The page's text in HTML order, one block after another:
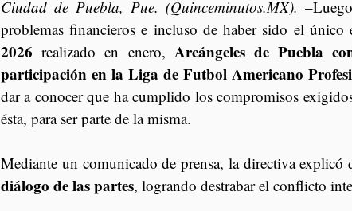
Ciudad de Puebla, Pue. (Quinceminutos.MX).
problemas financieros e incluso de haber sido el
2026 realizado en enero, Arcángeles de Puebla
participación en la Liga de Futbol Americano
dar a conocer que ha cumplido los compromisos
ésta, para ser parte de la misma.
Mediante un comunicado de prensa, la directiva
diálogo de las partes, logrando destrabar el conflicto